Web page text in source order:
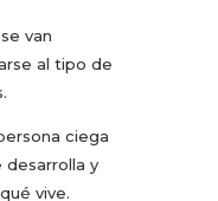
van
al tipo de
ciega
y
vive.